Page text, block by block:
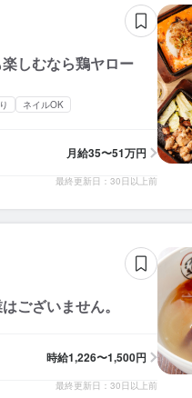
しむなら鶏ヤロー
ネイルOK
月給35〜51万円
最終更新日：30日以上前
ございません。
時給1,226〜1,500円
最終更新日：30日以上前